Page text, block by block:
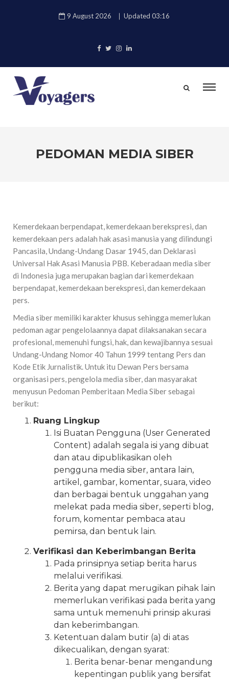
9 August 2026 Updated 03:16
PEDOMAN MEDIA SIBER
Kemerdekaan berpendapat, kemerdekaan berekspresi, dan
kemerdekaan pers adalah hak asasi manusia yang dilindungi
Pancasila, Undang-Undang Dasar 1945, dan Deklarasi
Universal Hak Asasi Manusia PBB. Keberadaan media siber
di Indonesia juga merupakan bagian dari kemerdekaan
berpendapat, kemerdekaan berekspresi, dan kemerdekaan
pers.
Media siber memiliki karakter khusus sehingga memerlukan
pedoman agar pengelolaannya dapat dilaksanakan secara
profesional, memenuhi fungsi, hak, dan kewajibannya sesuai
Undang-Undang Nomor 40 Tahun 1999 tentang Pers dan
Kode Etik Jurnalistik. Untuk itu Dewan Pers bersama
organisasi pers, pengelola media siber, dan masyarakat
menyusun Pedoman Pemberitaan Media Siber sebagai
berikut:
Ruang Lingkup
Isi Buatan Pengguna (User Generated
Content) adalah segala isi yang dibuat
dan atau dipublikasikan oleh
pengguna media siber, antara lain,
artikel, gambar, komentar, suara, video
dan berbagai bentuk unggahan yang
melekat pada media siber, seperti blog,
forum, komentar pembaca atau
pemirsa, dan bentuk lain.
Verifikasi dan Keberimbangan Berita
Pada prinsipnya setiap berita harus
melalui verifikasi.
Berita yang dapat merugikan pihak lain
memerlukan verifikasi pada berita yang
sama untuk memenuhi prinsip akurasi
dan keberimbangan.
Ketentuan dalam butir (a) di atas
dikecualikan, dengan syarat:
Berita benar-benar mengandung
kepentingan publik yang bersifat